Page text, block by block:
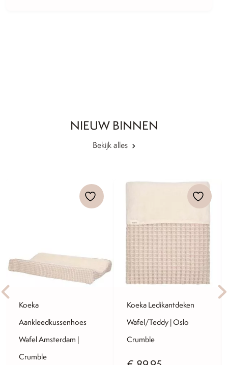
NIEUW BINNEN
Bekijk alles
Koeka
Aankleedkussenhoes
Wafel Amsterdam |
Crumble
Koeka Ledikantdeken
Wafel/Teddy | Oslo
Crumble